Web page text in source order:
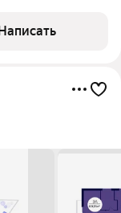
со стройкой и